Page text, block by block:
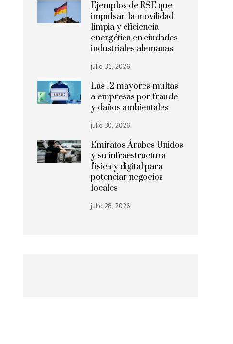
Ejemplos de RSE que
impulsan la movilidad
limpia y eficiencia
energética en ciudades
industriales alemanas
julio 31, 2026
Las 12 mayores multas
a empresas por fraude
y daños ambientales
julio 30, 2026
Emiratos Árabes Unidos
y su infraestructura
física y digital para
potenciar negocios
locales
julio 28, 2026